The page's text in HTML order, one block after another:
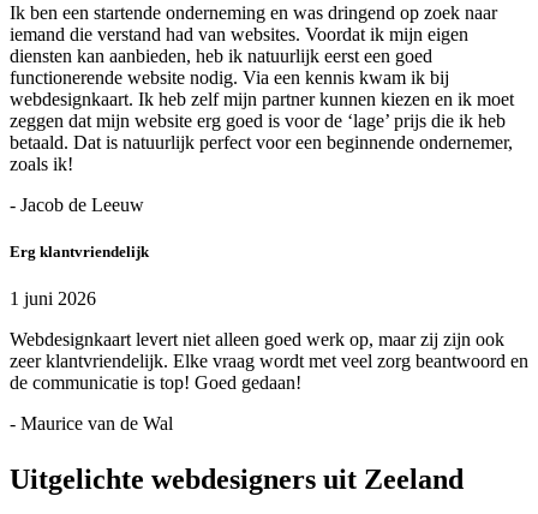
Ik ben een startende onderneming en was dringend op zoek naar
iemand die verstand had van websites. Voordat ik mijn eigen
diensten kan aanbieden, heb ik natuurlijk eerst een goed
functionerende website nodig. Via een kennis kwam ik bij
webdesignkaart. Ik heb zelf mijn partner kunnen kiezen en ik moet
zeggen dat mijn website erg goed is voor de ‘lage’ prijs die ik heb
betaald. Dat is natuurlijk perfect voor een beginnende ondernemer,
zoals ik!
- Jacob de Leeuw
Erg klantvriendelijk
1 juni 2026
Webdesignkaart levert niet alleen goed werk op, maar zij zijn ook
zeer klantvriendelijk. Elke vraag wordt met veel zorg beantwoord en
de communicatie is top! Goed gedaan!
- Maurice van de Wal
Uitgelichte webdesigners uit Zeeland